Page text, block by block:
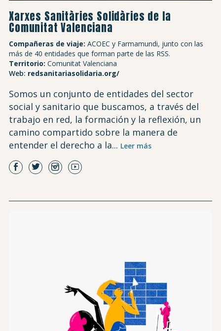
Xarxes Sanitàries Solidàries de la
Comunitat Valenciana
Compañeras de viaje: ACOEC y Farmamundi, junto con las
más de 40 entidades que forman parte de las RSS.
Territorio: Comunitat Valenciana
Web: redsanitariasolidaria.org/
Somos un conjunto de entidades del sector
social y sanitario que buscamos, a través del
trabajo en red, la formación y la reflexión, un
camino compartido sobre la manera de
entender el derecho a la... Leer más